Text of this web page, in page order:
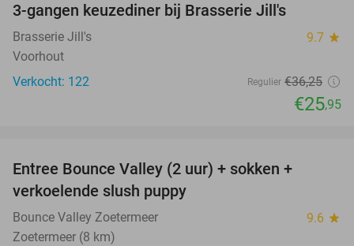
3-gangen keuzediner bij Brasserie Jill's
Brasserie Jill's 9.7 star
Voorhout
Verkocht: 122
Regulier €36,25
€25,95
Entree Bounce Valley (2 uur) + sokken +
verkoelende slush puppy
Bounce Valley Zoetermeer 9.6 star
Zoetermeer (8 km)